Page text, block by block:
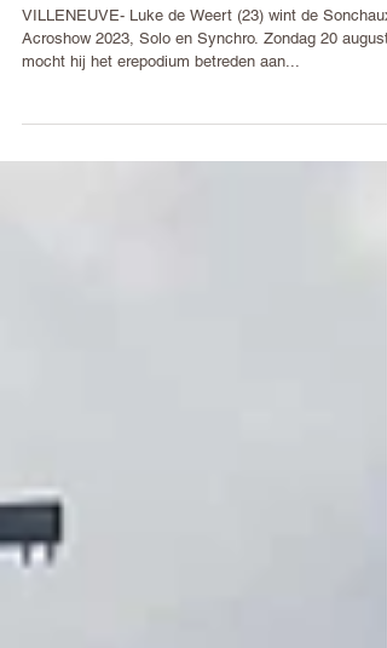
VILLENEUVE- Luke de Weert (23) wint de Sonchaux
Acroshow 2023, Solo en Synchro. Zondag 20
mocht hij het erepodium betreden aan...